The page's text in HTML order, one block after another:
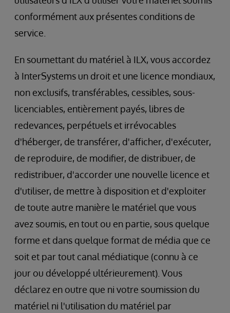
conformément aux présentes conditions de
service.
En soumettant du matériel à ILX, vous accordez
à InterSystems un droit et une licence mondiaux,
non exclusifs, transférables, cessibles, sous-
licenciables, entièrement payés, libres de
redevances, perpétuels et irrévocables
d'héberger, de transférer, d'afficher, d'exécuter,
de reproduire, de modifier, de distribuer, de
redistribuer, d'accorder une nouvelle licence et
d'utiliser, de mettre à disposition et d'exploiter
de toute autre manière le matériel que vous
avez soumis, en tout ou en partie, sous quelque
forme et dans quelque format de média que ce
soit et par tout canal médiatique (connu à ce
jour ou développé ultérieurement). Vous
déclarez en outre que ni votre soumission du
matériel ni l'utilisation du matériel par